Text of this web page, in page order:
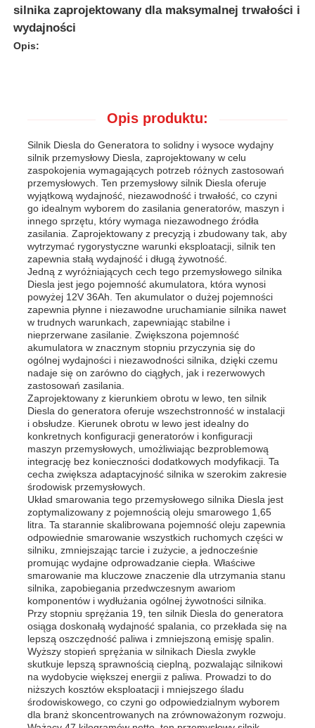
Dom
Produkty
Filmy
O nas
Wycieczka po fabryce
Kontrola jakości
Skontaktuj się z nami
Aktualności
Wszystkie przypadki
Poprosić o wycenę
silnika zaprojektowany dla maksymalnej trwałości i
wydajności
Opis:
Opis produktu:
Silnik Diesla do Generatora to solidny i wysoce wydajny
silnik przemysłowy Diesla, zaprojektowany w celu
zaspokojenia wymagających potrzeb różnych zastosowań
przemysłowych. Ten przemysłowy silnik Diesla oferuje
wyjątkową wydajność, niezawodność i trwałość, co czyni
go idealnym wyborem do zasilania generatorów, maszyn i
innego sprzętu, który wymaga niezawodnego źródła
zasilania. Zaprojektowany z precyzją i zbudowany tak, aby
wytrzymać rygorystyczne warunki eksploatacji, silnik ten
zapewnia stałą wydajność i długą żywotność.
Jedną z wyróżniających cech tego przemysłowego silnika
Diesla jest jego pojemność akumulatora, która wynosi
powyżej 12V 36Ah. Ten akumulator o dużej pojemności
zapewnia płynne i niezawodne uruchamianie silnika nawet
w trudnych warunkach, zapewniając stabilne i
nieprzerwane zasilanie. Zwiększona pojemność
akumulatora w znacznym stopniu przyczynia się do
ogólnej wydajności i niezawodności silnika, dzięki czemu
nadaje się on zarówno do ciągłych, jak i rezerwowych
zastosowań zasilania.
Zaprojektowany z kierunkiem obrotu w lewo, ten silnik
Diesla do generatora oferuje wszechstronność w instalacji
i obsłudze. Kierunek obrotu w lewo jest idealny do
konkretnych konfiguracji generatorów i konfiguracji
maszyn przemysłowych, umożliwiając bezproblemową
integrację bez konieczności dodatkowych modyfikacji. Ta
cecha zwiększa adaptacyjność silnika w szerokim zakresie
środowisk przemysłowych.
Układ smarowania tego przemysłowego silnika Diesla jest
zoptymalizowany z pojemnością oleju smarowego 1,65
litra. Ta starannie skalibrowana pojemność oleju zapewnia
odpowiednie smarowanie wszystkich ruchomych części w
silniku, zmniejszając tarcie i zużycie, a jednocześnie
promując wydajne odprowadzanie ciepła. Właściwe
smarowanie ma kluczowe znaczenie dla utrzymania stanu
silnika, zapobiegania przedwczesnym awariom
komponentów i wydłużania ogólnej żywotności silnika.
Przy stopniu sprężania 19, ten silnik Diesla do generatora
osiąga doskonałą wydajność spalania, co przekłada się na
lepszą oszczędność paliwa i zmniejszoną emisję spalin.
Wyższy stopień sprężania w silnikach Diesla zwykle
skutkuje lepszą sprawnością cieplną, pozwalając silnikowi
na wydobycie większej energii z paliwa. Prowadzi to do
niższych kosztów eksploatacji i mniejszego śladu
środowiskowego, co czyni go odpowiedzialnym wyborem
dla branż skoncentrowanych na zrównoważonym rozwoju.